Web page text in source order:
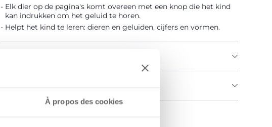
À propos des cookies
Elk dier op de pagina's komt overeen met een knop die het kind
kan indrukken om het geluid te horen.
Helpt het kind te leren: dieren en geluiden, cijfers en vormen.
WAARSCHUWINGEN EN INSTRUCTIES
Een handelaar vinden